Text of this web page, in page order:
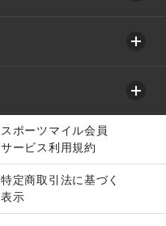
スポーツマイル会員
サービス利用規約
特定商取引法に基づく
表示